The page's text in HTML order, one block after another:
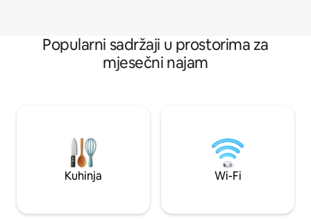
Popularni sadržaji u prostorima za
mjesečni najam
Kuhinja Wi-Fi